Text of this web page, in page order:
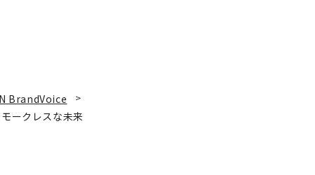
BrandVoice
ークレスな未来